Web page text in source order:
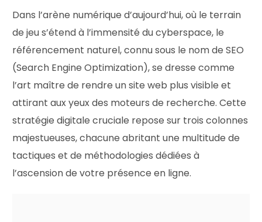
Dans l’arène numérique d’aujourd’hui, où le terrain
de jeu s’étend à l’immensité du cyberspace, le
référencement naturel, connu sous le nom de SEO
(Search Engine Optimization), se dresse comme
l’art maître de rendre un site web plus visible et
attirant aux yeux des moteurs de recherche. Cette
stratégie digitale cruciale repose sur trois colonnes
majestueuses, chacune abritant une multitude de
tactiques et de méthodologies dédiées à
l’ascension de votre présence en ligne.